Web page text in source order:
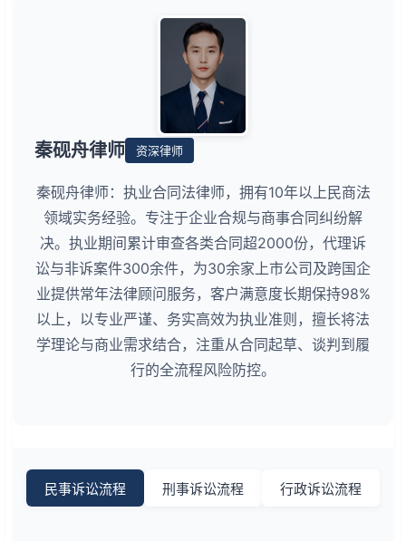
秦砚舟律师 资深律师
秦砚舟律师：执业合同法律师，拥有10年以上民商法
领域实务经验。专注于企业合规与商事合同纠纷解
决。执业期间累计审查各类合同超2000份，代理诉
讼与非诉案件300余件，为30余家上市公司及跨国企
业提供常年法律顾问服务，客户满意度长期保持98%
以上，以专业严谨、务实高效为执业准则，擅长将法
学理论与商业需求结合，注重从合同起草、谈判到履
行的全流程风险防控。
民事诉讼流程 刑事诉讼流程 行政诉讼流程